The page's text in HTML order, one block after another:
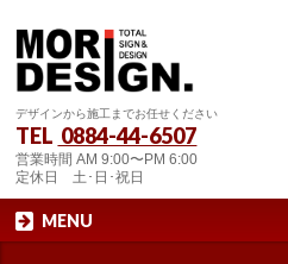
デザインから施工までお任せください
TEL 0884-44-6507
営業時間 AM 9:00〜PM 6:00
定休日 土･日･祝日
MENU